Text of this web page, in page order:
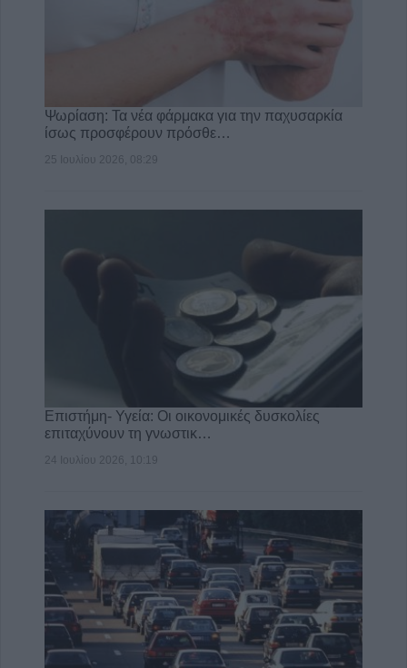
Ψωρίαση: Τα νέα φάρμακα για την παχυσαρκία
ίσως προσφέρουν πρόσθε…
25 Ιουλίου 2026, 08:29
Επιστήμη- Υγεία: Οι οικονομικές δυσκολίες
επιταχύνουν τη γνωστικ…
24 Ιουλίου 2026, 10:19